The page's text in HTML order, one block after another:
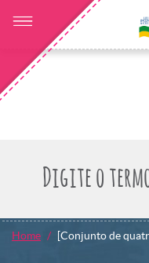
Home [Conjunto de